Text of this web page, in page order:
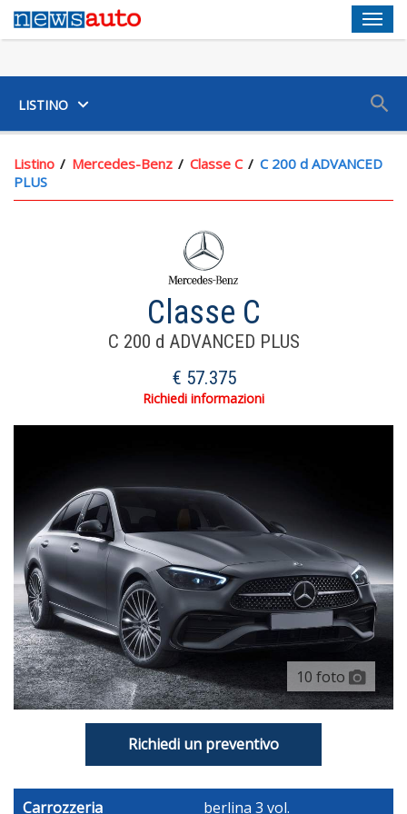
LISTINO
Listino Mercedes-Benz Classe C
C 200 d ADVANCED
PLUS
Classe C
C 200 d ADVANCED PLUS
€ 57.375
Richiedi informazioni
10 foto
Richiedi un preventivo
Carrozzeria
berlina 3 vol.
Servosterzo Ad Assistenza Variabile E Elettrico
Altezza, Reg. In Profondità, Multifunzione E Comandi Touch
Tappetini
12,30 Schermo Display Pannello Strumenti 1 E 31,2, 11,90
Schermo Display Touch Screen, Plancia Centrale 1, 30,2,
Fisso, No E Televisione
Computer Con Consumo Medio
Indic. Pressione Insuff. Pneumatici Display Pressione E
Sensore Sul Cerchio
Pannello Strumenti Con Schermo Tft Riconfigurabile
Riconoscimento Segnaletica Stradale
Autom/perpend. E Frenata Automatica Durante Parcheggio